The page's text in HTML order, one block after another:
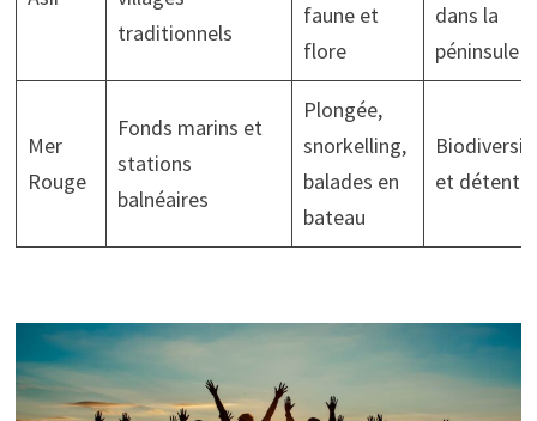
traditionnels
faune et
flore
dans la
péninsule
Mer
Rouge
Fonds marins et
stations
balnéaires
Plongée,
snorkelling,
balades en
bateau
et détente